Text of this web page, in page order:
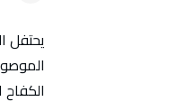
يحتفل